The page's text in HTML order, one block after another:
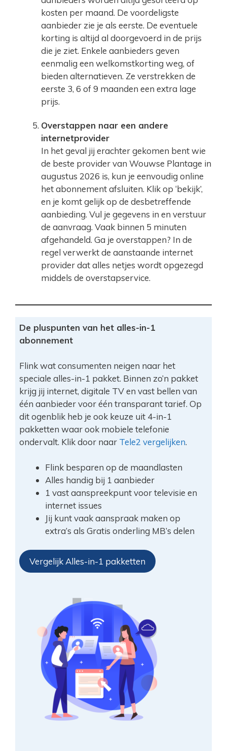
kosten per maand. De voordeligste
aanbieder zie je als eerste. De eventuele
korting is altijd al doorgevoerd in de prijs
die je ziet. Enkele aanbieders geven
eenmalig een welkomstkorting weg, of
bieden alternatieven. Ze verstrekken de
eerste 3, 6 of 9 maanden een extra lage
prijs.
Overstappen naar een andere
internetprovider
In het geval jij erachter gekomen bent wie
de beste provider van Wouwse Plantage in
augustus 2026 is, kun je eenvoudig online
het abonnement afsluiten. Klik op ‘bekijk’,
en je komt gelijk op de desbetreffende
aanbieding. Vul je gegevens in en verstuur
de aanvraag. Vaak binnen 5 minuten
afgehandeld. Ga je overstappen? In de
regel verwerkt de aanstaande internet
provider dat alles netjes wordt opgezegd
middels de overstapservice.
De pluspunten van het alles-in-1
abonnement
Flink wat consumenten neigen naar het
speciale alles-in-1 pakket. Binnen zo’n pakket
krijg jij internet, digitale TV en vast bellen van
één aanbieder voor één transparant tarief. Op
dit ogenblik heb je ook keuze uit 4-in-1
pakketten waar ook mobiele telefonie
ondervalt. Klik door naar Tele2 vergelijken.
Flink besparen op de maandlasten
Alles handig bij 1 aanbieder
1 vast aanspreekpunt voor televisie en
internet issues
Jij kunt vaak aanspraak maken op
extra’s als Gratis onderling MB’s delen
Vergelijk Alles-in-1 pakketten